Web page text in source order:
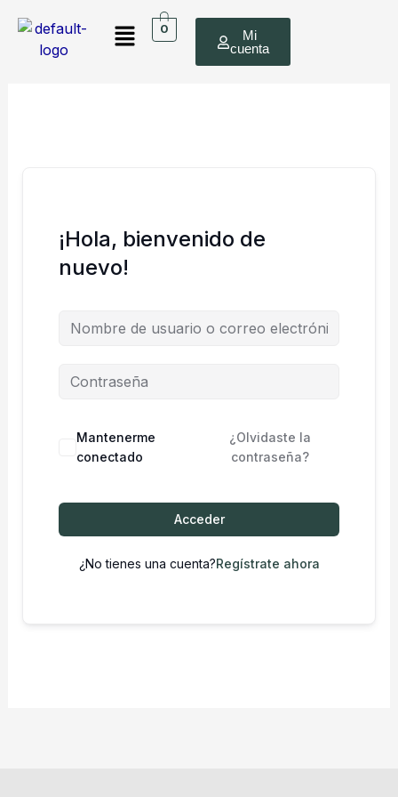
contenido
Menú0
Mi
cuenta
¡Hola, bienvenido de
nuevo!
Mantenerme
conectado
¿Olvidaste la
contraseña?
Acceder
¿No tienes una cuenta?Regístrate ahora